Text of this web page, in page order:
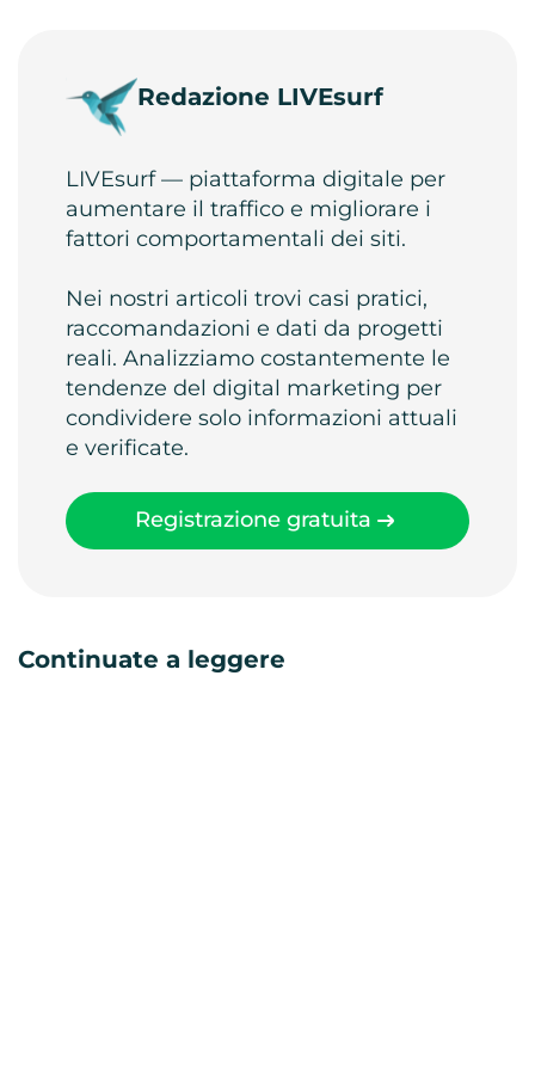
Redazione LIVEsurf
LIVEsurf — piattaforma digitale per
aumentare il traffico e migliorare i
fattori comportamentali dei siti.
Nei nostri articoli trovi casi pratici,
raccomandazioni e dati da progetti
reali. Analizziamo costantemente le
tendenze del digital marketing per
condividere solo informazioni attuali
e verificate.
Registrazione gratuita
Continuate a leggere